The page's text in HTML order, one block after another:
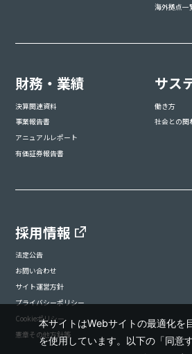
海外拠点一
財務・業績
決算関連資料
事業報告書
アニュアルレポート
有価証券報告書
サス
働き方
社会との関
採用情報
法定公告
お問い合わせ
サイト運営方針
プライバシーポリシー
Cookieポリシー
憲章その他方針等
本サイトはWebサイトの最適化を
を使用しています。以下の「同意